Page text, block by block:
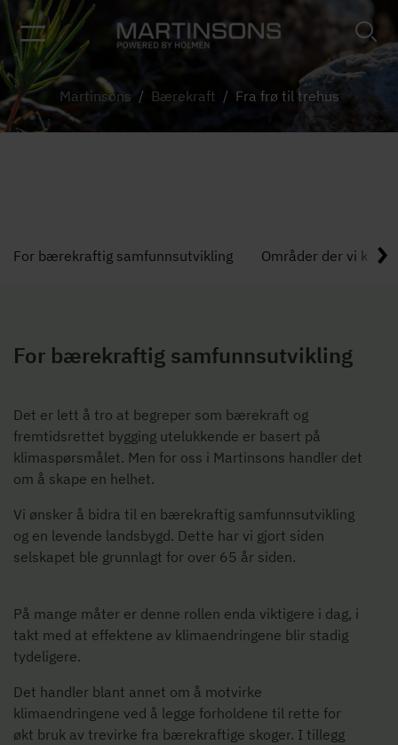
Martinsons / Bærekraft / Fra frø til trehus
For bærekraftig samfunnsutvikling Områder der vi kan
For bærekraftig samfunnsutvikling
Det er lett å tro at begreper som bærekraft og
fremtidsrettet bygging utelukkende er basert på
klimaspørsmålet. Men for oss i Martinsons handler det
om å skape en helhet.
Vi ønsker å bidra til en bærekraftig samfunnsutvikling
og en levende landsbygd. Dette har vi gjort siden
selskapet ble grunnlagt for over 65 år siden.
På mange måter er denne rollen enda viktigere i dag, i
takt med at effektene av klimaendringene blir stadig
tydeligere.
Det handler blant annet om å motvirke
klimaendringene ved å legge forholdene til rette for
økt bruk av trevirke fra bærekraftige skoger. I tillegg